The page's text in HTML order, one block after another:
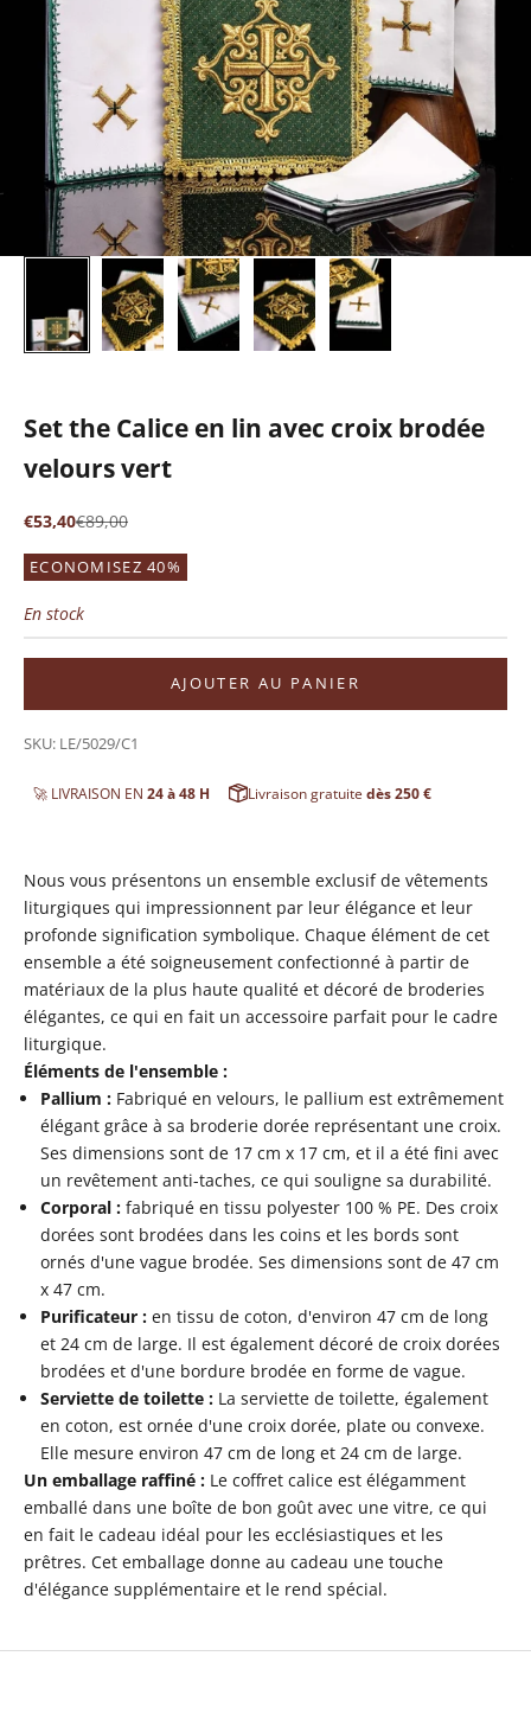
Set the Calice en lin avec croix brodée
velours vert
Prix de vente
€53,40Prix normal
€89,00
ECONOMISEZ 40%
En stock
AJOUTER AU PANIER
SKU: LE/5029/C1
🚀 LIVRAISON EN 24 à 48 H Livraison gratuite dès 250 €
Nous vous présentons un ensemble exclusif de vêtements
liturgiques qui impressionnent par leur élégance et leur
profonde signification symbolique. Chaque élément de cet
ensemble a été soigneusement confectionné à partir de
matériaux de la plus haute qualité et décoré de broderies
élégantes, ce qui en fait un accessoire parfait pour le cadre
liturgique.
Éléments de l'ensemble :
Pallium : Fabriqué en velours, le pallium est extrêmement
élégant grâce à sa broderie dorée représentant une croix.
Ses dimensions sont de 17 cm x 17 cm, et il a été fini avec
un revêtement anti-taches, ce qui souligne sa durabilité.
Corporal : fabriqué en tissu polyester 100 % PE. Des croix
dorées sont brodées dans les coins et les bords sont
ornés d'une vague brodée. Ses dimensions sont de 47 cm
x 47 cm.
Purificateur : en tissu de coton, d'environ 47 cm de long
et 24 cm de large. Il est également décoré de croix dorées
brodées et d'une bordure brodée en forme de vague.
Serviette de toilette : La serviette de toilette, également
en coton, est ornée d'une croix dorée, plate ou convexe.
Elle mesure environ 47 cm de long et 24 cm de large.
Un emballage raffiné : Le coffret calice est élégamment
emballé dans une boîte de bon goût avec une vitre, ce qui
en fait le cadeau idéal pour les ecclésiastiques et les
prêtres. Cet emballage donne au cadeau une touche
d'élégance supplémentaire et le rend spécial.